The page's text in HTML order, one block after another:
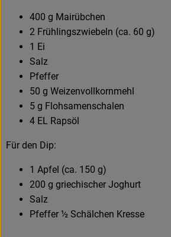
400 g Mairübchen
2 Frühlingszwiebeln (ca. 60 g)
1 Ei
Salz
Pfeffer
50 g Weizenvollkornmehl
5 g Flohsamenschalen
4 EL Rapsöl
Für den Dip:
1 Apfel (ca. 150 g)
200 g griechischer Joghurt
Salz
Pfeffer ½ Schälchen Kresse